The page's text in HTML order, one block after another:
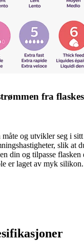
fra
og utvikler seg i
slik at
din og tilpasse flasken
er laget av myk silikon.